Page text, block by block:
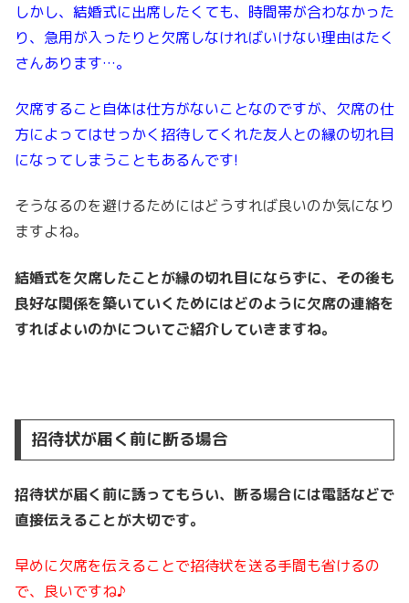
しかし、結婚式に出席したくても、時間帯が合わなかった
り、急用が入ったりと欠席しなければいけない理由はたく
さんあります…。
欠席すること自体は仕方がないことなのですが、欠席の仕
方によってはせっかく招待してくれた友人との縁の切れ目
になってしまうこともあるんです!
そうなるのを避けるためにはどうすれば良いのか気になり
ますよね。
結婚式を欠席したことが縁の切れ目にならずに、その後も
良好な関係を築いていくためにはどのように欠席の連絡を
すればよいのかについてご紹介していきますね。
招待状が届く前に断る場合
招待状が届く前に誘ってもらい、断る場合には電話などで
直接伝えることが大切です。
早めに欠席を伝えることで招待状を送る手間も省けるの
で、良いですね♪